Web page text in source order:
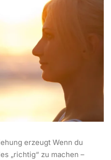
erzeugt Wenn du
„richtig“ zu machen –